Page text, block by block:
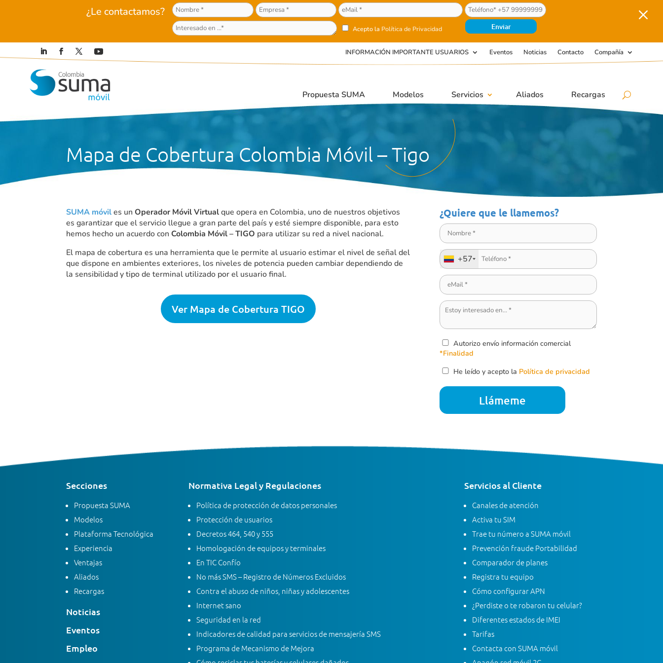
¿Le contactamos?
Acepto la Política de Privacidad
M
INFORMACIÓN IMPORTANTE USUARIOS Eventos Noticias Contacto Compañía
Propuesta SUMA Modelos Servicios Aliados Recargas
Mapa de Cobertura Colombia Móvil – Tigo
SUMA móviles un Operador Móvil Virtualque opera en Colombia, uno de nuestros objetivos
es garantizar que el servicio llegue a gran parte del país y esté siempre disponible, para esto
hemos hecho un acuerdo con Colombia Móvil – TIGO para utilizar su red a nivel nacional.
El mapa de cobertura es una herramienta que le permite al usuario estimar el nivel de señal del
que dispone en ambientes exteriores, los niveles de potencia pueden cambiar dependiendo de
la sensibilidad y tipo de terminal utilizado por el usuario final.
Ver Mapa de Cobertura TIGO
¿Quiere que le llamemos?
+57
Autorizo envío información comercial
*Finalidad
He leído y acepto la Política de privacidad
Secciones
Propuesta SUMA
Modelos
Plataforma Tecnológica
Experiencia
Ventajas
Aliados
Recargas
Noticias
Eventos
Empleo
Normativa Legal y Regulaciones
Política de protección de datos personales
Protección de usuarios
Decretos 464, 540 y 555
Homologación de equipos y terminales
En TIC Confío
No más SMS – Registro de Números Excluidos
Contra el abuso de niños, niñas y adolescentes
Internet sano
Seguridad en la red
Indicadores de calidad para servicios de mensajería SMS
Programa de Mecanismo de Mejora
Servicios al Cliente
Canales de atención
Activa tu SIM
Trae tu número a SUMA móvil
Prevención fraude Portabilidad
Comparador de planes
Registra tu equipo
Cómo configurar APN
¿Perdiste o te robaron tu celular?
Diferentes estados de IMEI
Tarifas
Contacta con SUMA móvil